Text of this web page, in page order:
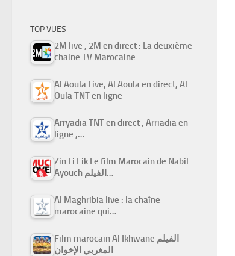
TOP VUES
2M live , 2M en direct : La deuxième
chaine TV Marocaine
Al Aoula Live, Al Aoula en direct, Al
Oula TNT en ligne
Arryadia TNT en direct , Arriadia en
ligne ,…
Zin Li Fik Le film Marocain de Nabil
Ayouch الفيلم…
Al Maghribia live : la chaîne
marocaine qui…
Film marocain Al Ikhwane الفيلم
المغربي الإخوان